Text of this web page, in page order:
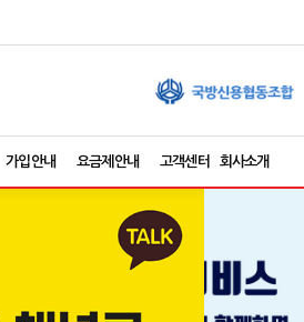
가입안내 요금제안내 고객센터 회사소개